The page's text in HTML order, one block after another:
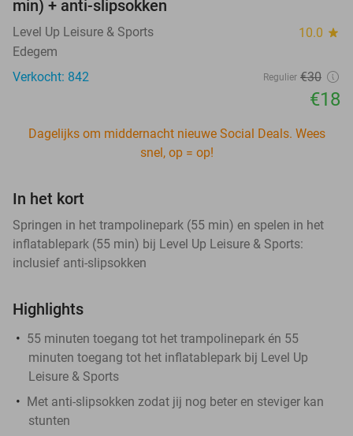
min) + anti-slipsokken
Level Up Leisure & Sports 10.0 star
Edegem
Verkocht: 842
Regulier €30
€18
Dagelijks om middernacht nieuwe Social Deals. Wees
snel, op = op!
In het kort
Springen in het trampolinepark (55 min) en spelen in het
inflatablepark (55 min) bij Level Up Leisure & Sports:
inclusief anti-slipsokken
Highlights
55 minuten toegang tot het trampolinepark én 55
minuten toegang tot het inflatablepark bij Level Up
Leisure & Sports
Met anti-slipsokken zodat jij nog beter en steviger kan
stunten